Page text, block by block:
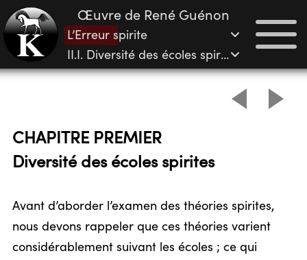
Œuvre de René Guénon
L’Erreur spirite
II.I. Diversité des écoles spirites
CHAPITRE PREMIER
Diversité des écoles spirites
Avant d’aborder l’examen des théories spirites,
nous devons rappeler que ces théories varient
considérablement suivant les écoles ; ce qui